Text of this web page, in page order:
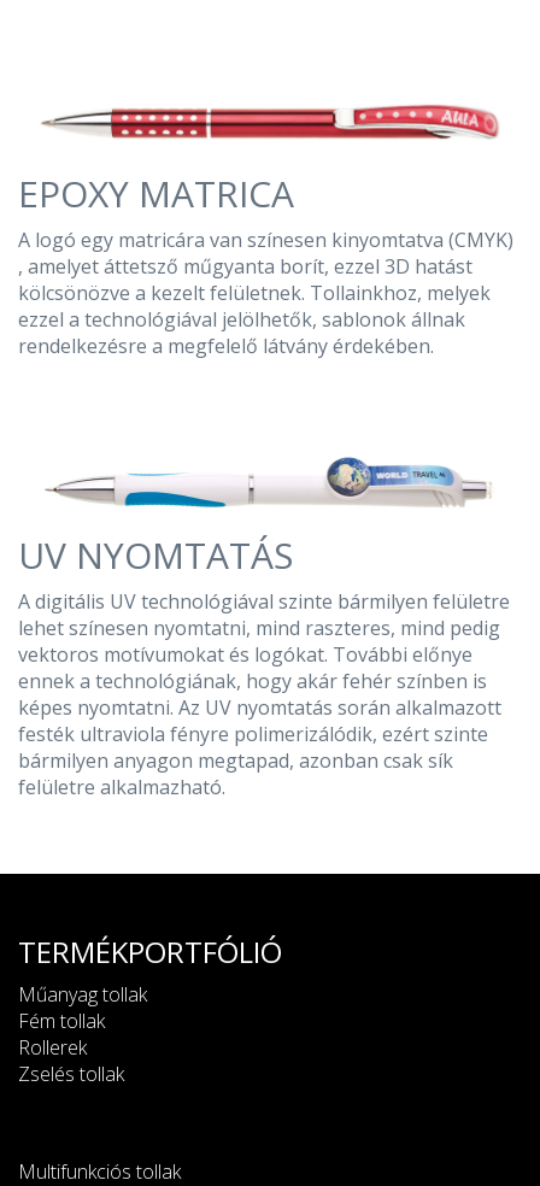
EPOXY MATRICA
A logó egy matricára van színesen kinyomtatva (CMYK)
, amelyet áttetsző műgyanta borít, ezzel 3D hatást
kölcsönözve a kezelt felületnek. Tollainkhoz, melyek
ezzel a technológiával jelölhetők, sablonok állnak
rendelkezésre a megfelelő látvány érdekében.
UV NYOMTATÁS
A digitális UV technológiával szinte bármilyen felületre
lehet színesen nyomtatni, mind raszteres, mind pedig
vektoros motívumokat és logókat. További előnye
ennek a technológiának, hogy akár fehér színben is
képes nyomtatni. Az UV nyomtatás során alkalmazott
festék ultraviola fényre polimerizálódik, ezért szinte
bármilyen anyagon megtapad, azonban csak sík
felületre alkalmazható.
TERMÉKPORTFÓLIÓ
Műanyag tollak
Fém tollak
Rollerek
Zselés tollak
Multifunkciós tollak